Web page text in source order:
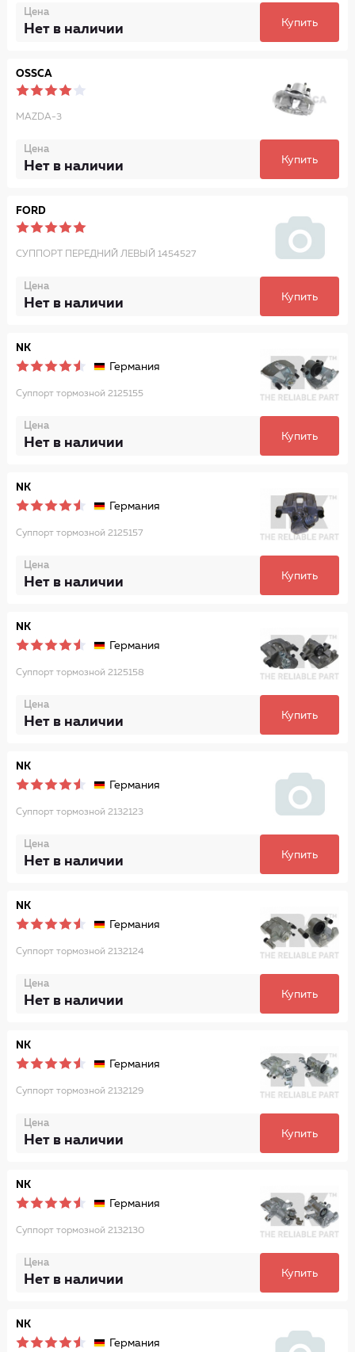
Цена
Нет в наличии Купить
OSSCA
MAZDA-3
Цена
Нет в наличии Купить
FORD
СУППОРТ ПЕРЕДНИЙ ЛЕВЫЙ 1454527
Цена
Нет в наличии Купить
NK
Германия
Суппорт тормозной 2125155
Цена
Нет в наличии Купить
NK
Германия
Суппорт тормозной 2125157
Цена
Нет в наличии Купить
NK
Германия
Суппорт тормозной 2125158
Цена
Нет в наличии Купить
NK
Германия
Суппорт тормозной 2132123
Цена
Нет в наличии Купить
NK
Германия
Суппорт тормозной 2132124
Цена
Нет в наличии Купить
NK
Германия
Суппорт тормозной 2132129
Цена
Нет в наличии Купить
NK
Германия
Суппорт тормозной 2132130
Цена
Нет в наличии Купить
NK
Германия